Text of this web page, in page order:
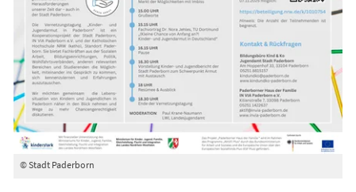
© Stadt Paderborn